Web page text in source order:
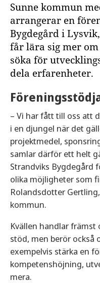
Sunne kommun
arrangerar en
Bygdegård i
får lära sig mer
söka för
dela erfarenheter.
– Vi har fått till oss att
i en djungel när det
projektmedel,
samlar därför ett helt
Strandviks Bygdegård
olika möjligheter som
Rolandsdotter
kommun.
Kvällen handlar
stöd, men berör också
exempelvis stärka en
kompetenshöjning,
mera.